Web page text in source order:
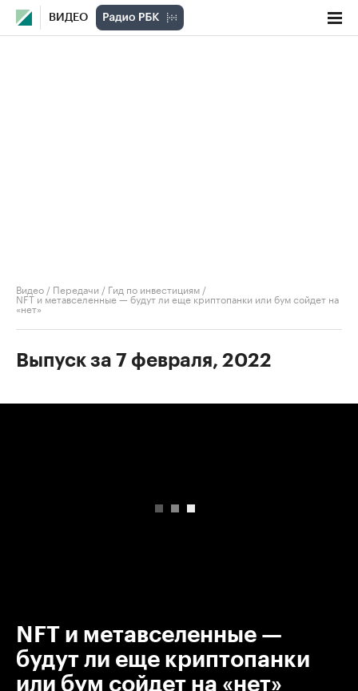
ВИДЕО
Видео / Передачи / Гид по инвестициям /
NFT и метавселенные — будут ли еще криптопанки или бум сойдет на
«нет»
Выпуск за 7 февраля, 2022
NFT и метавселенные —
будут ли еще криптопанки
или бум сойдет на «нет»